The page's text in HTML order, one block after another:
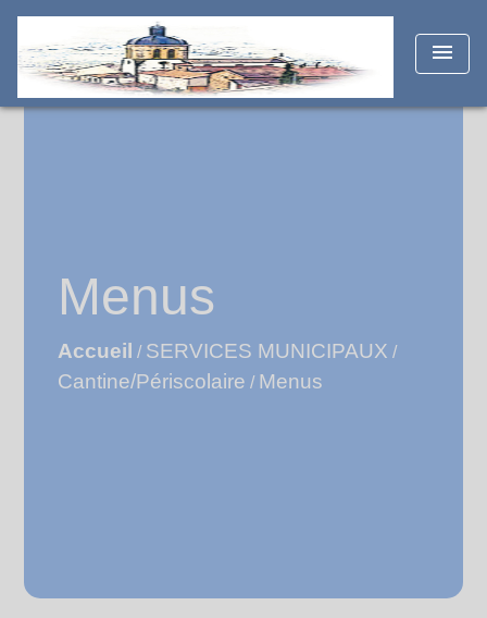
menu
Menus
Accueil / SERVICES MUNICIPAUX /
Cantine/Périscolaire / Menus